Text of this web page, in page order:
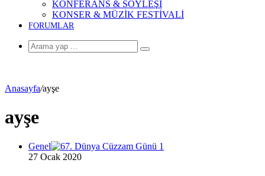
KONFERANS & SÖYLEŞİ
KONSER & MÜZİK FESTİVALİ
FORUMLAR
Arama
Anasayfa/ayşe
ayşe
Genel
27 Ocak 2020